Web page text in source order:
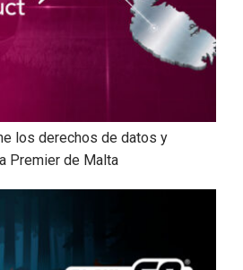
los derechos de datos y
Premier de Malta